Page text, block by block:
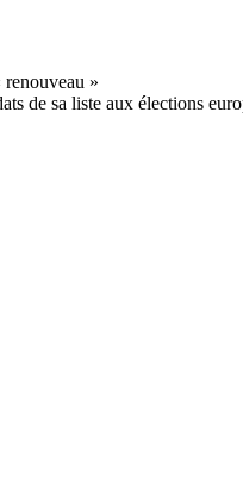
de sa liste aux élections